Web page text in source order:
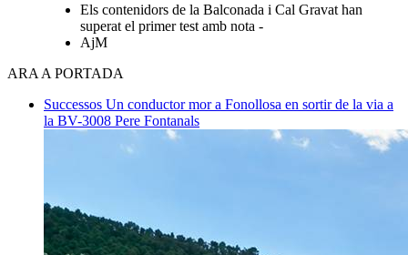
Els contenidors de la Balconada i Cal Gravat han
superat el primer test amb nota -
AjM
ARA A PORTADA
Successos Un conductor mor a Fonollosa en sortir de la via a
la BV-3008 Pere Fontanals